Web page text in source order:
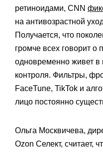
ретиноидами, CNN
на антивозрастной
Получается, что
громче всех говорит о
одновременно живет в
контроля. Фильтры,
FaceTune, TikTok и
лицо постоянно
Ольга Москвичева,
Ozon Селект, считает,